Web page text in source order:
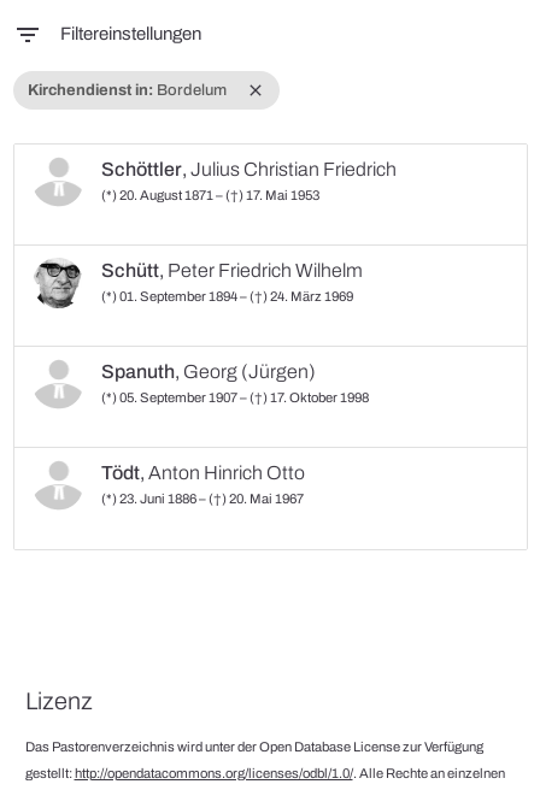
filter_list Filtereinstellungen
close
Kirchendienst in: Bordelum
Schöttler, Julius Christian Friedrich
(*) 20. August 1871 – (†) 17. Mai 1953
Schütt, Peter Friedrich Wilhelm
(*) 01. September 1894 – (†) 24. März 1969
Spanuth, Georg (Jürgen)
(*) 05. September 1907 – (†) 17. Oktober 1998
Tödt, Anton Hinrich Otto
(*) 23. Juni 1886 – (†) 20. Mai 1967
Lizenz
Das Pastorenverzeichnis wird unter der Open Database License zur Verfügung
gestellt:http://opendatacommons.org/licenses/odbl/1.0/. Alle Rechte an einzelnen